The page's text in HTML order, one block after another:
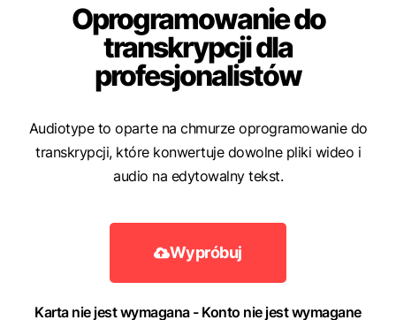
Oprogramowanie do
transkrypcji dla
profesjonalistów
Audiotype to oparte na chmurze oprogramowanie do
transkrypcji, które konwertuje dowolne pliki wideo i
audio na edytowalny tekst.
Wypróbuj
Karta nie jest wymagana - Konto nie jest wymagane